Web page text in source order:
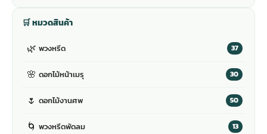
🛒 หมวดสินค้า
🌿 พวงหรีด 37
🌸 ดอกไม้หน้าเมรุ 30
🌷 ดอกไม้งานศพ 50
🌀 พวงหรีดพัดลม 13